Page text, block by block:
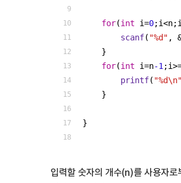
for(int i=0
scanf( "%d" ,
    }
for(int i=n-1
printf( "%d\n"
    }
}
입력할 숫자의 개수(n)를 사용자